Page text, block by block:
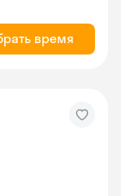
время